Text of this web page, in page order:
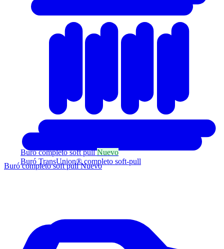
Buró completo soft pullNuevo
Buró TransUnion® completo soft-pull
Buró completo soft pullNuevo